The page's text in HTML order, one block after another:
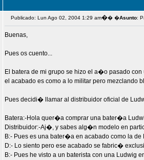
Publicado: Lun Ago 02, 2004 1:29 am�� �Asunto:
Buenas,
Pues os cuento...
El batera de mi grupo se hizo el a�o pasado
el acabado es como a lo militar pero mezclando
Pues decidi� llamar al distribuidor oficial de
Batera:-Hola quer�a comprar una bater�a
Distribuidor:-Aj�, y sabes alg�n modelo en
B:- Pues es una bater�a en acabado como la de
D:- Lo siento pero ese acabado se fabric�
B:- Pues he visto a un baterista con una Ludwig